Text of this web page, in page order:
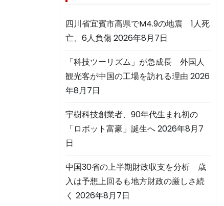
四川省宜賓市高県でM4.9の地震 1人死
亡、6人負傷2026年8月7日
「科技ツーリズム」が急成長 外国人
観光客が中国の工場を訪れる理由 2026
年8月7日
宇樹科技創業者、90年代生まれ初の
「ロボット富豪」誕生へ2026年8月7
日
中国30省の上半期財政収支を分析 歳
入は予想上回るも地方財政の厳しさ続
く 2026年8月7日